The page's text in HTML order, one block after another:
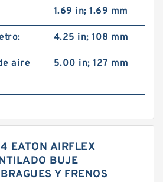
1.69 in; 1.69 mm
4.25 in; 108 mm
aire
5.00 in; 127 mm
EATON AIRFLEX
BUJE
Y FRENOS